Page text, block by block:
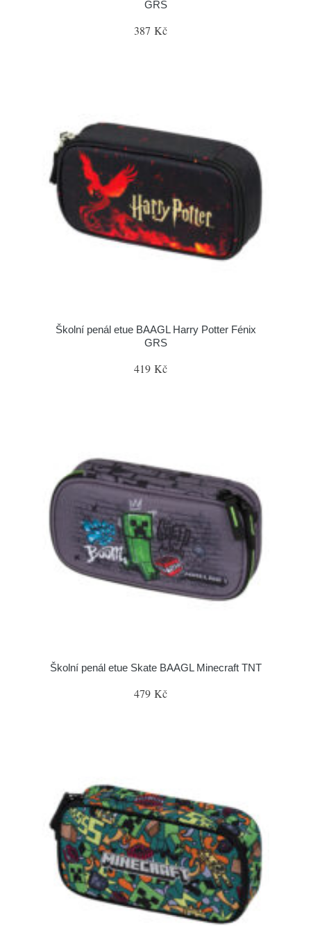
GRS
387 Kč
Školní penál etue BAAGL Harry Potter Fénix
GRS
419 Kč
Školní penál etue Skate BAAGL Minecraft TNT
479 Kč